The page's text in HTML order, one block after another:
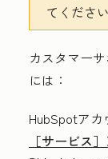
てください
カスタマー
には：
HubSpotアカ
［サービス